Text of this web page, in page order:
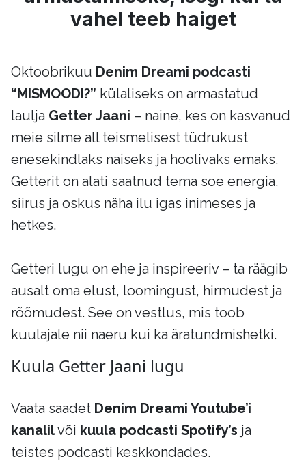
vahel teeb haiget
Oktoobrikuu Denim Dreami podcasti
“MISMOODI?” külaliseks on armastatud
laulja Getter Jaani – naine, kes on kasvanud
meie silme all teismelisest tüdrukust
enesekindlaks naiseks ja hoolivaks emaks.
Getterit on alati saatnud tema soe energia,
siirus ja oskus näha ilu igas inimeses ja
hetkes.
Getteri lugu on ehe ja inspireeriv – ta räägib
ausalt oma elust, loomingust, hirmudest ja
rõõmudest. See on vestlus, mis toob
kuulajale nii naeru kui ka äratundmishetki.
Kuula Getter Jaani lugu
Vaata saadet Denim Dreami Youtube’i
kanalilvõi kuula podcasti Spotify’s ja
teistes podcasti keskkondades.